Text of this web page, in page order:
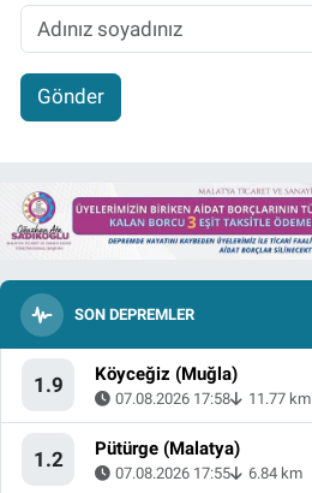
Gönder
SON DEPREMLER
1.9 Köyceğiz (Muğla)
07.08.2026 17:58 11.77 km
1.2 Pütürge (Malatya)
07.08.2026 17:55 6.84 km